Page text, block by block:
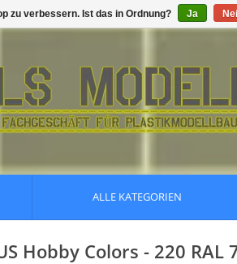
ALLE KATEGORIEN
Hobby Colors - 220
zu verbessern. Ist das in Ordnung? Ja